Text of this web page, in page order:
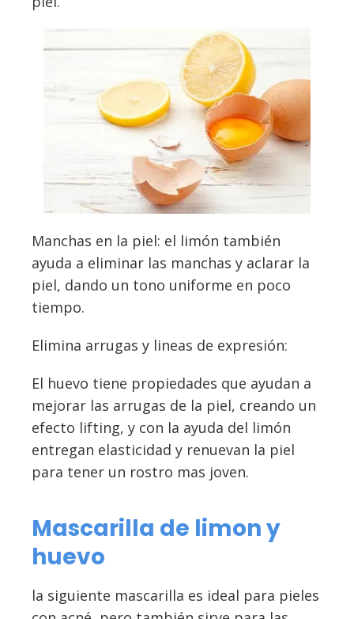
Manchas en la piel: el limón también
ayuda a eliminar las manchas y aclarar la
piel, dando un tono uniforme en poco
tiempo.
Elimina arrugas y lineas de expresión:
El huevo tiene propiedades que ayudan a
mejorar las arrugas de la piel, creando un
efecto lifting, y con la ayuda del limón
entregan elasticidad y renuevan la piel
para tener un rostro mas joven.
Mascarilla de limon y
huevo
la siguiente mascarilla es ideal para pieles